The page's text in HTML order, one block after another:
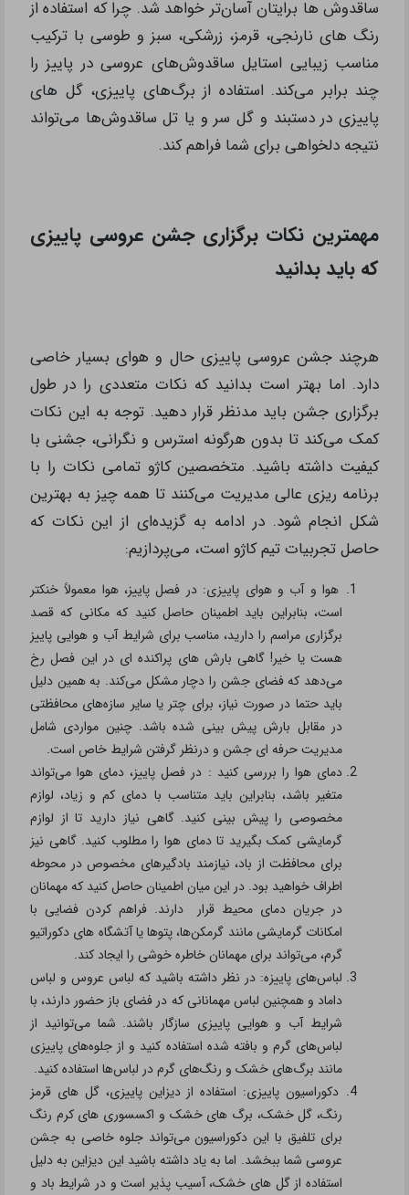
ساقدوش ها برایتان آسان‌تر خواهد شد. چرا که استفاده از
رنگ های نارنجی، قرمز، زرشکی، سبز و طوسی با ترکیب
مناسب زیبایی استایل ساقدوش‌های عروسی در پاییز را
چند برابر می‌کند. استفاده از برگ‌های پاییزی، گل های
پاییزی در دستبند و گل سر و یا تل ساقدوش‌ها می‌تواند
نتیجه دلخواهی برای شما فراهم کند.
مهمترین نکات برگزاری جشن عروسی پاییزی
که باید بدانید
هرچند جشن عروسی پاییزی حال و هوای بسیار خاصی
دارد. اما بهتر است بدانید که نکات متعددی را در طول
برگزاری جشن باید مدنظر قرار دهید. توجه به این نکات
کمک می‌کند تا بدون هرگونه استرس و نگرانی، جشنی با
کیفیت داشته باشید. متخصصین کاژو تمامی نکات را با
برنامه ریزی عالی مدیریت می‌کنند تا همه چیز به بهترین
شکل انجام شود. در ادامه به گزیده‌ای از این نکات که
حاصل تجربیات تیم کاژو است، می‌پردازیم:
هوا و آب و هوای پاییزی: در فصل پاییز، هوا معمولاً خنکتر
است، بنابراین باید اطمینان حاصل کنید که مکانی که قصد
برگزاری مراسم را دارید، مناسب برای شرایط آب و هوایی پاییز
هست یا خیر! گاهی بارش های پراکنده ای در این فصل رخ
می‌دهد که فضای جشن را دچار مشکل می‌کند. به همین دلیل
باید حتما در صورت نیاز، برای چتر یا سایر سازه‌های محافظتی
در مقابل بارش پیش بینی شده باشد. چنین مواردی شامل
مدیریت حرفه ای جشن و درنظر گرفتن شرایط خاص است.
دمای هوا را بررسی کنید : در فصل پاییز، دمای هوا می‌تواند
متغیر باشد، بنابراین باید متناسب با دمای کم و زیاد، لوازم
مخصوصی را پیش بینی کنید. گاهی نیاز دارید تا از لوازم
گرمایشی کمک بگیرید تا دمای هوا را مطلوب کنید. گاهی نیز
برای محافظت از باد، نیازمند بادگیرهای مخصوص در محوطه
اطراف خواهید بود. در این میان اطمینان حاصل کنید که مهمانان
در جریان دمای محیط قرار دارند. فراهم کردن فضایی با
امکانات گرمایشی مانند گرمکن‌ها، پتوها یا آتشگاه های دکوراتیو
گرم، می‌تواند برای مهمانان خاطره خوشی را ایجاد کند.
لباس‌های پاییزه: در نظر داشته باشید که لباس عروس و لباس
داماد و همچنین لباس مهمانانی که در فضای باز حضور دارند، با
شرایط آب و هوایی پاییزی سازگار باشند. شما می‌توانید از
لباس‌های گرم و بافته شده استفاده کنید و از جلوه‌های پاییزی
مانند برگ‌های خشک و رنگ‌های گرم در لباس‌ها استفاده کنید.
دکوراسیون پاییزی: استفاده از دیزاین پاییزی، گل های قرمز
رنگ، گل خشک، برگ های خشک و اکسسوری های کرم رنگ
برای تلفیق با این دکوراسیون می‌تواند جلوه خاصی به جشن
عروسی شما ببخشد. اما به یاد داشته باشید این دیزاین به دلیل
استفاده از گل های خشک، آسیب پذیر است و در شرایط باد و